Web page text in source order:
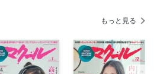
もっと見る